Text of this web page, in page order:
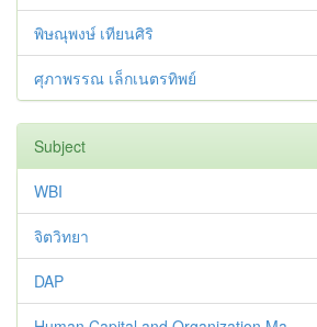
พิษณุพงษ์ เทียนศิริ
ศุภาพรรณ เล็กเนตรทิพย์
Subject
WBI
จิตวิทยา
DAP